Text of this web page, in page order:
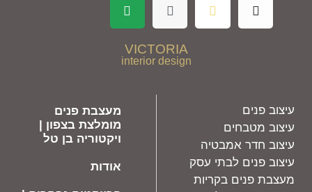
מעצבת פנים
מומלצת בצפון |
ויקטוריה בן טל
אודות
עיצוב פנים
עיצוב מטבחים
עיצוב חדר אמבטיה
עיצוב פנים לבתי עסק
מעצבת פנים בקריות
VICTORIA
interior design